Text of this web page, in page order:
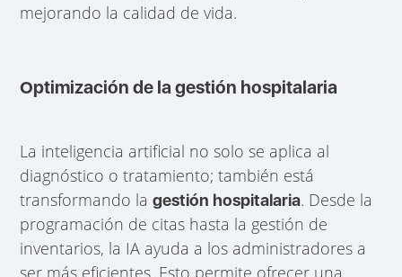
mejorando la calidad de vida.
Optimización de la gestión hospitalaria
La inteligencia artificial no solo se aplica al
diagnóstico o tratamiento; también está
transformando lagestión hospitalaria. Desde la
programación de citas hasta la gestión de
inventarios, la IA ayuda a los administradores a